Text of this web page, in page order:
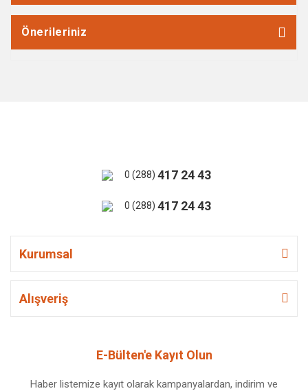
Önerileriniz
0 (288) 417 24 43
0 (288) 417 24 43
Kurumsal
Alışveriş
E-Bülten'e Kayıt Olun
Haber listemize kayıt olarak kampanyalardan, indirim ve